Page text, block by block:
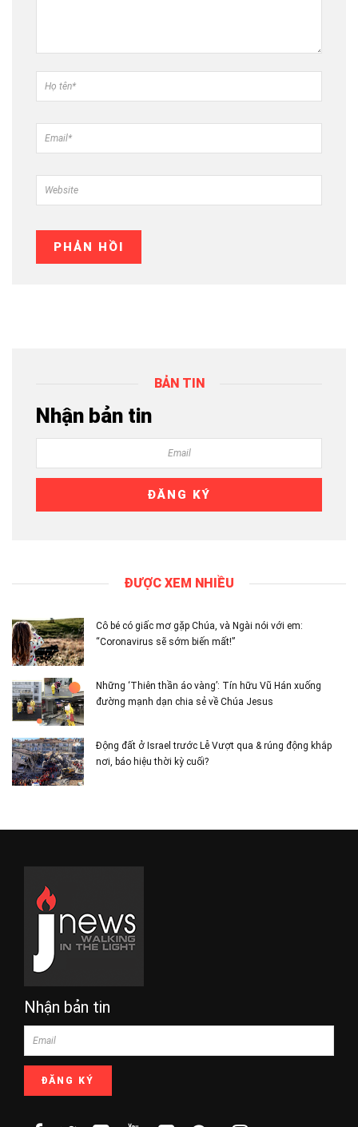
BẢN TIN
Nhận bản tin
ĐƯỢC XEM NHIỀU
Cô bé có giấc mơ gặp Chúa, và Ngài nói với em:
“Coronavirus sẽ sớm biến mất!”
Những ‘Thiên thần áo vàng’: Tín hữu Vũ Hán xuống
đường mạnh dạn chia sẻ về Chúa Jesus
Động đất ở Israel trước Lễ Vượt qua & rúng động khắp
nơi, báo hiệu thời kỳ cuối?
Nhận bản tin